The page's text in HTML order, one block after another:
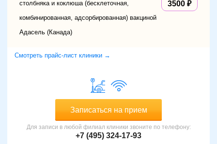
столбняка и коклюша (бесклеточная,
комбинированная, адсорбированная) вакциной
Адасель (Канада)
3500
Смотреть прайс-лист клиники →
Записаться на прием
Для записи в любой филиал клиники звоните по телефону:
+7 (495) 324-17-93